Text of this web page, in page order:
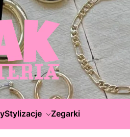
Stylizacje Zegarki